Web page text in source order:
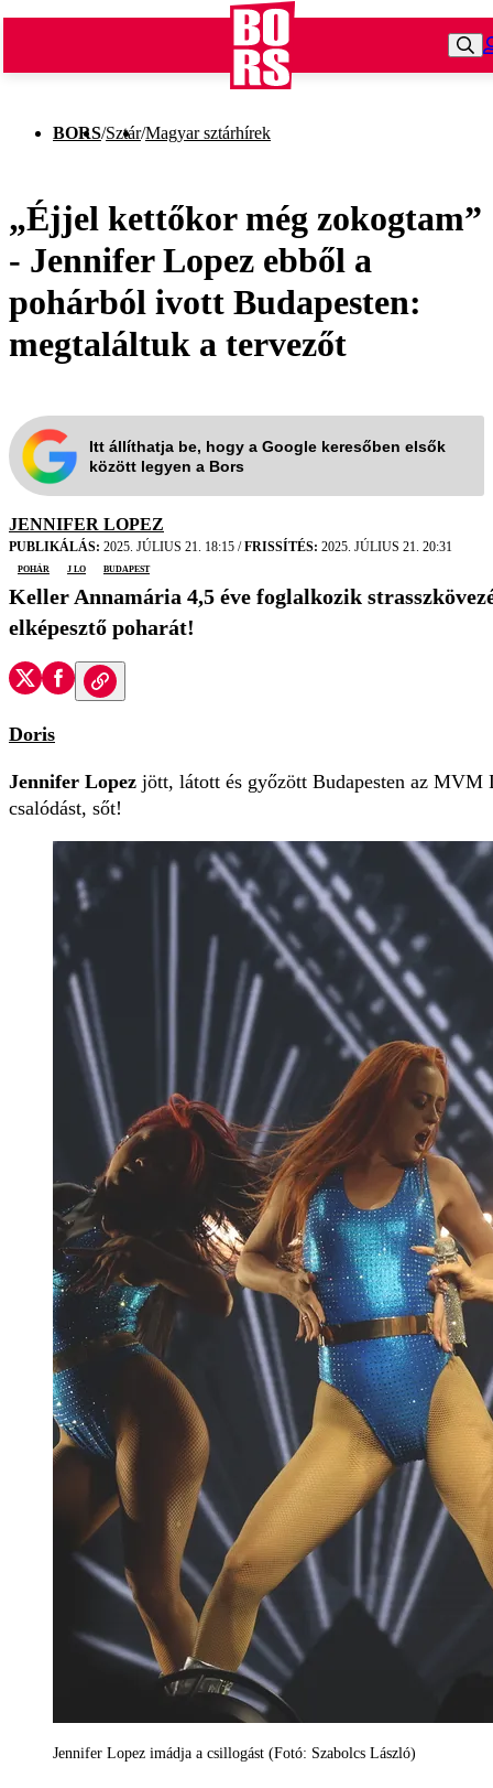
BORS/Sztár/Magyar sztárhírek
„Éjjel kettőkor még zokogtam”
- Jennifer Lopez ebből a
pohárból ivott Budapesten:
megtaláltuk a tervezőt
Itt állíthatja be, hogy a Google keresőben elsők
között legyen a Bors
JENNIFER LOPEZ
PUBLIKÁLÁS: 2025. JÚLIUS 21. 18:15 /FRISSÍTÉS: 2025. JÚLIUS 21. 20:31
pohár
J Lo Budapest
Keller Annamária 4,5 éve foglalkozik
elképesztő poharát!
Doris
Jennifer Lopez jött, látott és győzött Budapesten az MVM
csalódást, sőt!
Jennifer Lopez imádja a csillogást (Fotó: Szabolcs László)